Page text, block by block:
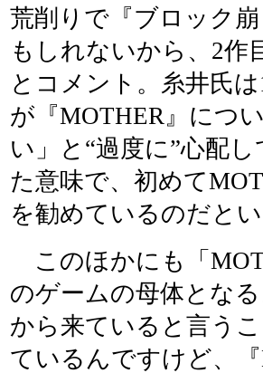
荒削りで『ブロック
もしれないから、2作
とコメント。糸井氏
が『MOTHER』につ
い」と“過度に”心配
た意味で、初めて
を勧めているのだとい
このほかにも「
のゲームの母体とな
から来ていると言う
ているんですけど、